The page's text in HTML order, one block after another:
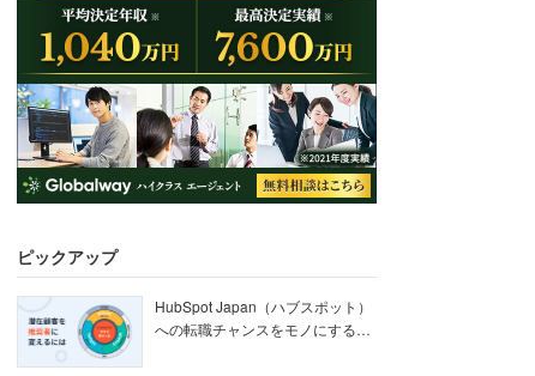
ピックアップ
HubSpot Japan（ハブスポット）
への転職チャンスをモノにする